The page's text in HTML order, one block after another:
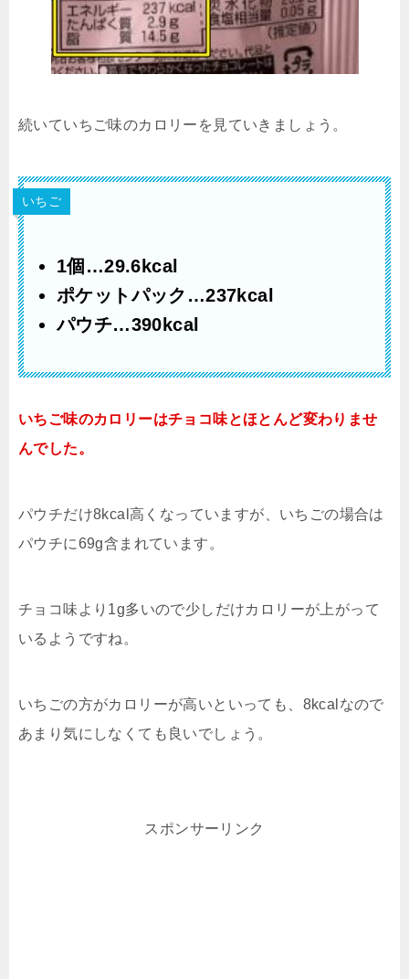
続いていちご味のカロリーを見ていきましょう。
いちご
1個…29.6kcal
ポケットパック…237kcal
パウチ…390kcal
いちご味のカロリーはチョコ味とほとんど変わりませ
んでした。
パウチだけ8kcal高くなっていますが、いちごの場合は
パウチに69g含まれています。
チョコ味より1g多いので少しだけカロリーが上がって
いるようですね。
いちごの方がカロリーが高いといっても、8kcalなので
あまり気にしなくても良いでしょう。
スポンサーリンク